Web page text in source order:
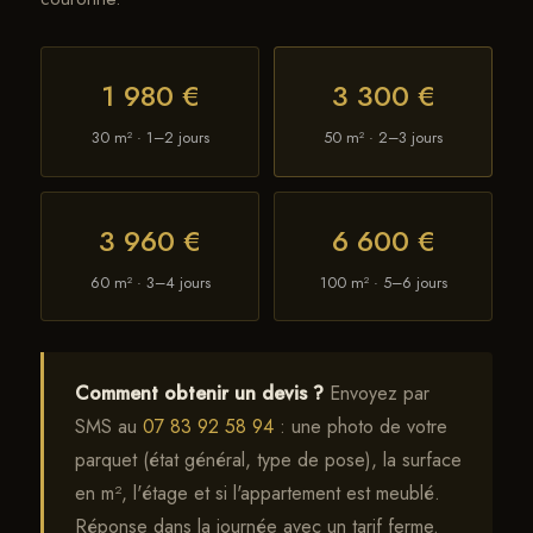
1 980 €
30 m² · 1–2 jours
3 300 €
50 m² · 2–3 jours
3 960 €
60 m² · 3–4 jours
6 600 €
100 m² · 5–6 jours
Comment obtenir un devis ?Envoyez par
SMS au 07 83 92 58 94: une photo de votre
parquet (état général, type de pose), la surface
en m², l'étage et si l'appartement est meublé.
Réponse dans la journée avec un tarif ferme.